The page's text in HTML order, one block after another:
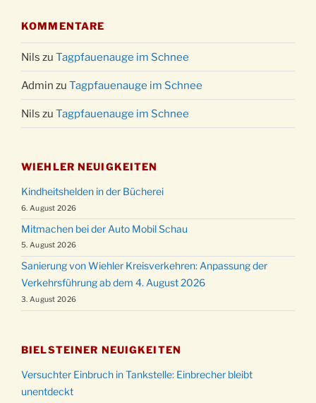
KOMMENTARE
Nils zu Tagpfauenauge im Schnee
Admin zu Tagpfauenauge im Schnee
Nils zu Tagpfauenauge im Schnee
WIEHLER NEUIGKEITEN
Kindheitshelden in der Bücherei
6. August 2026
Mitmachen bei der Auto Mobil Schau
5. August 2026
Sanierung von Wiehler Kreisverkehren: Anpassung der
Verkehrsführung ab dem 4. August 2026
3. August 2026
BIELSTEINER NEUIGKEITEN
Versuchter Einbruch in Tankstelle: Einbrecher bleibt
unentdeckt